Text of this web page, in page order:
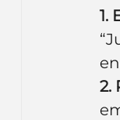
1.
2.